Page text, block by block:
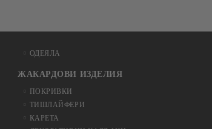
ОДЕЯЛА
ЖАКАРДОВИ ИЗДЕЛИЯ
ПОКРИВКИ
ТИШЛАЙФЕРИ
КАРЕТА